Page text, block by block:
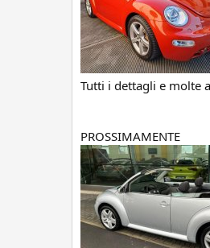
Tutti i dettagli e molte
PROSSIMAMENTE